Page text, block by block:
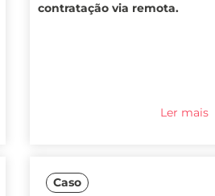
contratação via remota.
Ler mais
Caso